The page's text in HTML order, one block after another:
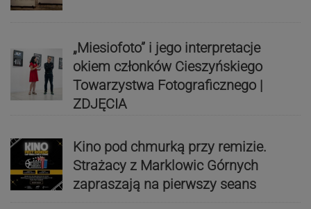
„Miesiofoto” i jego interpretacje
okiem członków Cieszyńskiego
Towarzystwa Fotograficznego |
ZDJĘCIA
Kino pod chmurką przy remizie.
Strażacy z Marklowic Górnych
zapraszają na pierwszy seans